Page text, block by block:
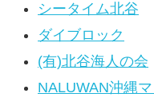
シータイム北谷
ダイブロック
(有)北谷海人の会
NALUWAN沖縄